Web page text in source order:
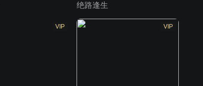
绝路逢生
VIP VIP